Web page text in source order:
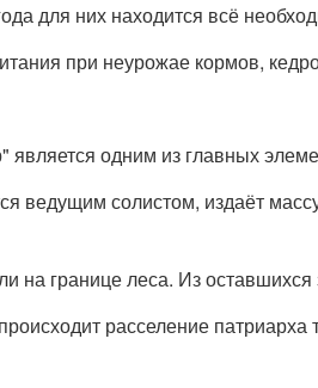
для них находится всё
при неурожае кормов,
является одним из главных
ведущим солистом, издаёт
на границе леса. Из
расселение патриарха